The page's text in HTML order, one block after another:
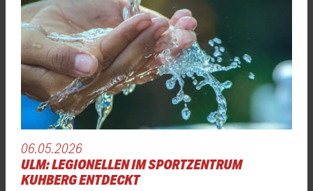
06.05.2026
ULM: LEGIONELLEN IM SPORTZENTRUM
KUHBERG ENTDECKT